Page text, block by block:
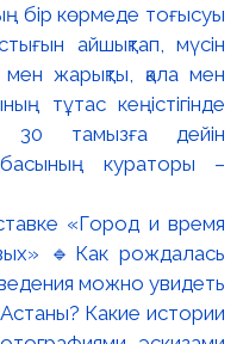
бір көрмеде тоғысуы
айшықтап, мүсін
мен жарықты, қала мен
тұтас кеңістігінде
тамызға дейін
кураторы –